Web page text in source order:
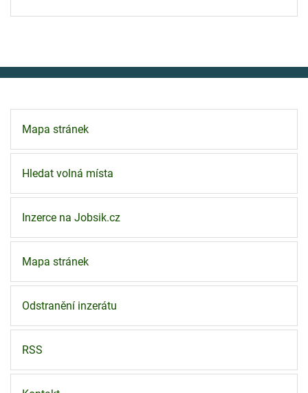
Mapa stránek
Hledat volná místa
Inzerce na Jobsik.cz
Mapa stránek
Odstranění inzerátu
RSS